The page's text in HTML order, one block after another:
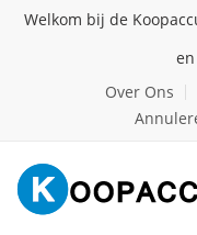
Welkom bij de
Over Ons